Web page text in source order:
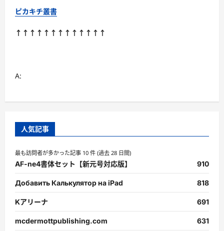
ピカキチ叢書
↑↑↑↑↑↑↑↑↑↑↑↑↑
A:
人気記事
最も訪問者が多かった記事 10 件 (過去 28 日間)
AF-ne4書体セット【新元号対応版】 910
Добавить Калькулятор на iPad 818
Kアリーナ 691
mcdermottpublishing.com 631